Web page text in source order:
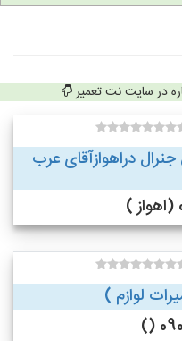
در سایت نت تعمیر
دراهوازآقای عرب
لوازم )